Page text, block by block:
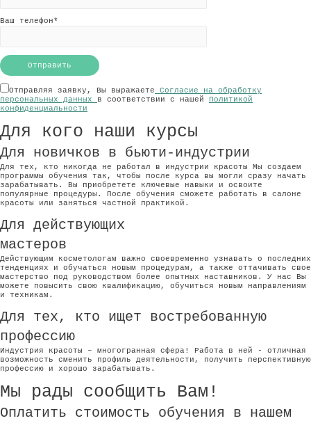
Ваш телефон*
Отправляя заявку, Вы выражаете Согласие на обработку
персональных данных в соответствии с нашей Политикой
конфиденциальности
Для кого наши курсы
Для новичков в бьюти-индустрии
Для тех, кто никогда не работал в индустрии красоты Мы создаем
программы обучения так, чтобы после курса вы могли сразу начать
зарабатывать. Вы приобретете ключевые навыки и освоите
популярные процедуры. После обучения сможете работать в салоне
красоты или заняться частной практикой.
Для действующих
мастеров
Действующим косметологам важно своевременно узнавать о последних
тенденциях и обучаться новым процедурам, а также оттачивать свое
мастерство под руководством более опытных наставников. У нас Вы
можете повысить свою квалификацию, обучиться новым направлениям
и техникам.
Для тех, кто ищет востребованную
профессию
Индустрия красоты – многогранная сфера! Работа в ней - отличная
возможность сменить профиль деятельности, получить перспективную
профессию и хорошо зарабатывать.
Мы рады сообщить Вам!
Оплатить стоимость обучения в нашем